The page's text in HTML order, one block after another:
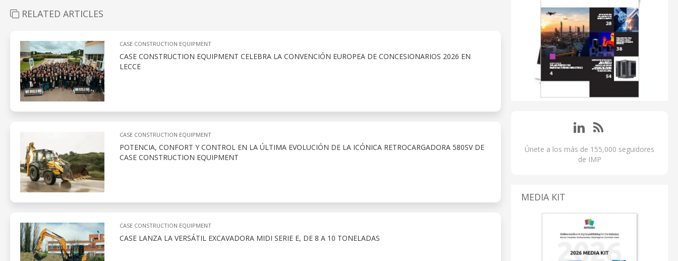
RELATED ARTICLES
CASE CONSTRUCTION EQUIPMENT
CASE CONSTRUCTION EQUIPMENT CELEBRA LA CONVENCIÓN EUROPEA DE CONCESIONARIOS 2026 EN
LECCE
CASE CONSTRUCTION EQUIPMENT
POTENCIA, CONFORT Y CONTROL EN LA ÚLTIMA EVOLUCIÓN DE LA ICÓNICA RETROCARGADORA 580SV DE
CASE CONSTRUCTION EQUIPMENT
CASE CONSTRUCTION EQUIPMENT
CASE LANZA LA VERSÁTIL EXCAVADORA MIDI SERIE E, DE 8 A 10 TONELADAS
Únete a los más de 155,000 seguidores
de IMP
MEDIA KIT